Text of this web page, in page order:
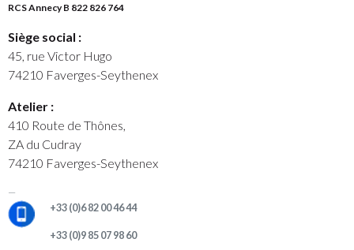
RCS Annecy B 822 826 764
Siège social :
45, rue Victor Hugo
74210 Faverges-Seythenex
Atelier :
410 Route de Thônes,
ZA du Cudray
74210 Faverges-Seythenex
+33 (0)6 82 00 46 44
+33 (0)9 85 07 98 60